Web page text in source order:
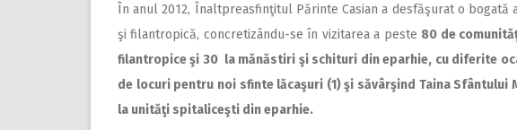
În anul 2012, Înaltpreasfinţitul Părinte Casian a desfăşurat o
şi filantropică, concretizându-se în vizitarea a peste 80 de
filantropice şi 30 la mănăstiri şi schituri din eparhie, cu diferite
de locuri pentru noi sfinte lăcaşuri (1) şi săvârşind Taina
la unităţi spitaliceşti din eparhie.